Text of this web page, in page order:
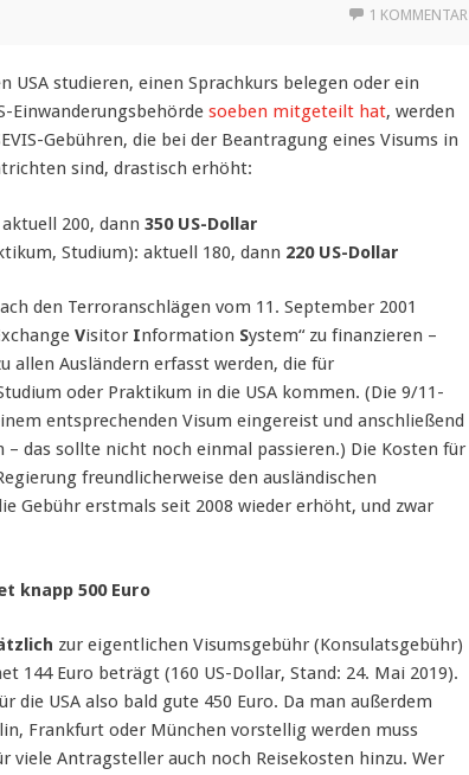
1 KOMMENTAR
USA studieren, einen Sprachkurs belegen oder ein
Einwanderungsbehörde soeben mitgeteilt hat, werden
Gebühren, die bei der Beantragung eines Visums in
sind, drastisch erhöht:
200, dann350 US-Dollar
Studium): aktuell 180, dann 220 US-Dollar
den Terroranschlägen vom 11. September 2001
xchange Visitor Information System“ zu finanzieren –
allen Ausländern erfasst werden, die für
oder Praktikum in die USA kommen. (Die 9/11-
entsprechenden Visum eingereist und anschließend
– das sollte nicht noch einmal passieren.) Die Kosten für
freundlicherweise den ausländischen
Gebühr erstmals seit 2008 wieder erhöht, und zwar
knapp 500 Euro
zur eigentlichen Visumsgebühr (Konsulatsgebühr)
144 Euro beträgt (160 US-Dollar, Stand: 24. Mai 2019).
USA also bald gute 450 Euro. Da man außerdem
Frankfurt oder München vorstellig werden muss
Antragsteller auch noch Reisekosten hinzu. Wer